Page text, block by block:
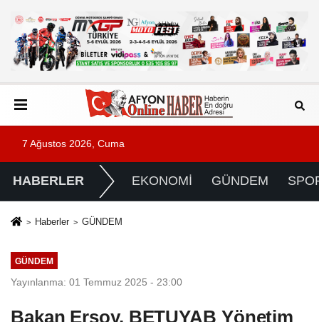
7 Ağustos 2026, Cuma
HABERLER EKONOMİ GÜNDEM
Haberler GÜNDEM
GÜNDEM
Yayınlanma: 01 Temmuz 2025 - 23:00
Bakan Ersoy, BETUYAB Yönetim